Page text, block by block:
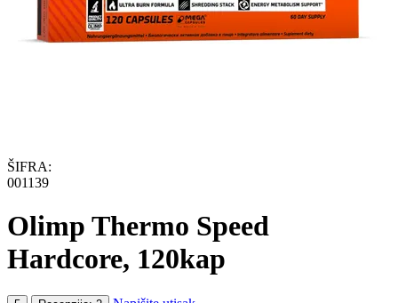
ŠIFRA:
001139
Olimp Thermo Speed
Hardcore, 120kap